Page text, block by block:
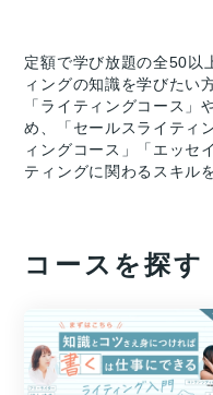
定額で学び放題の全50以
ィングの知識を学びたい
「ライティングコース」
め、「セールスライティ
ィングコース」「エッセ
ティングに関わるスキル
コースを探す